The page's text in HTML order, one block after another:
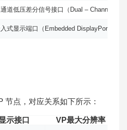
道低压差分信号接口（Dual – Channel
式显示端口（Embedded DisplayPort）
节点，对应关系如下所示：
示接口 VP最大分辨率